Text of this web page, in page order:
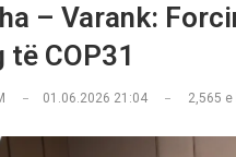
– Varank:
të COP31
01.06.2026 21:04 2,565 e